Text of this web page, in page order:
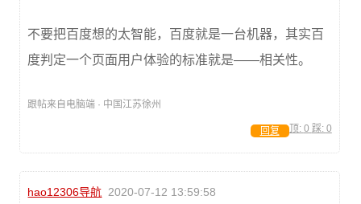
不要把百度想的太智能，百度就是一台机器，其实百
度判定一个页面用户体验的标准就是——相关性。
跟帖来自电脑端 · 中国江苏徐州
顶: 0 踩: 0
回复
hao12306导航 2020-07-12 13:59:58